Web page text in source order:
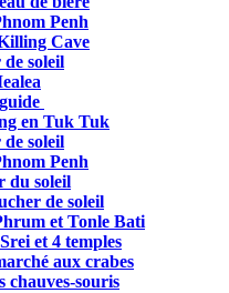
Penh
Cave
soleil
en Tuk Tuk
soleil
Penh
du soleil
de soleil
et Tonle Bati
et 4 temples
aux crabes
chauves-souris